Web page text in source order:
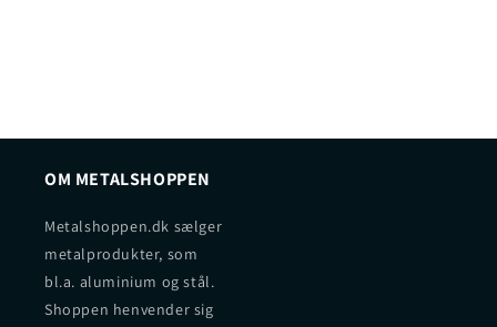
OM METALSHOPPEN
Metalshoppen.dk sælger
metalprodukter, som
bl.a. aluminium og stål.
Shoppen henvender sig